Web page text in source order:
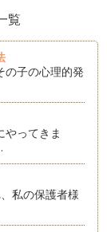
覧
の子の心理的発
やってきま
私の保護者様